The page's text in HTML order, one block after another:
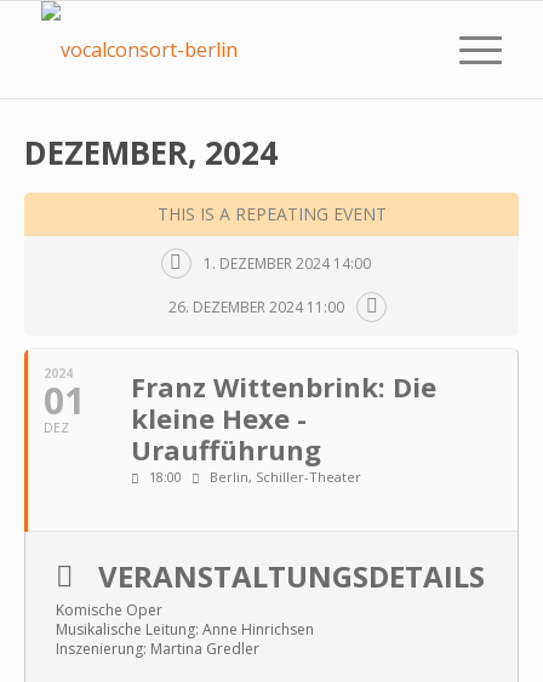
DEZEMBER, 2024
THIS IS A REPEATING EVENT
1. DEZEMBER 2024 14:00
26. DEZEMBER 2024 11:00
2024
01
DEZ
Franz Wittenbrink: Die
kleine Hexe -
Uraufführung
18:00 Berlin, Schiller-Theater
VERANSTALTUNGSDETAILS
Komische Oper
Musikalische Leitung: Anne Hinrichsen
Inszenierung: Martina Gredler